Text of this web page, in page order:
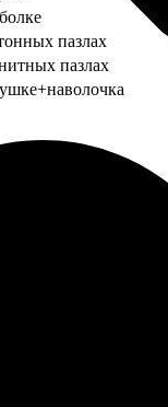
пазлах
пазлах